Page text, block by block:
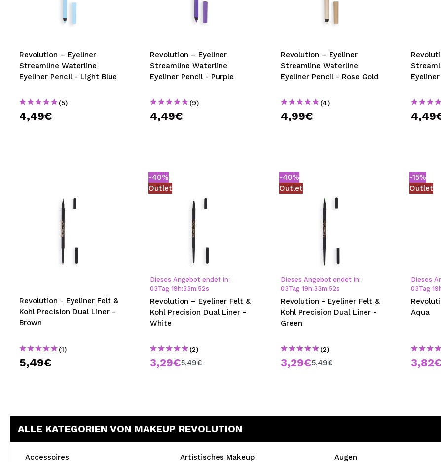
Revolution – Eyeliner
Streamline Waterline
Eyeliner Pencil - Light Blue
(5)
4,49€
Revolution – Eyeliner
Streamline Waterline
Eyeliner Pencil - Purple
(9)
4,49€
Revolution – Eyeliner
Streamline Waterline
Eyeliner Pencil - Rose Gold
(4)
4,99€
Revolution –
Revolution - Eyeliner Felt &
Kohl Precision Dual Liner -
Brown
(1)
5,49€
-40%
Outlet
Dieses Angebot endet in:
03Tag 19 h:33m:51s
Revolution – Eyeliner Felt &
Kohl Precision Dual Liner -
White
(2)
3,29€5,49€
-40%
Outlet
Dieses Angebot endet in:
03Tag 19 h:33m:51s
Revolution - Eyeliner Felt &
Kohl Precision Dual Liner -
Green
(2)
3,29€5,49€
-15%
Outlet
Dieses
03Tag 19
Aqua
ALLE KATEGORIEN VON MAKEUP REVOLUTION
Accessoires Artistisches Makeup Augen